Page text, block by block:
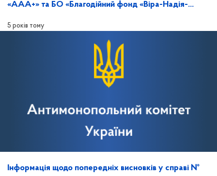
«ААА+» та БО «Благодійний фонд «Віра-Надія-
5 років тому
Інформація щодо попередніх висновків у справі №